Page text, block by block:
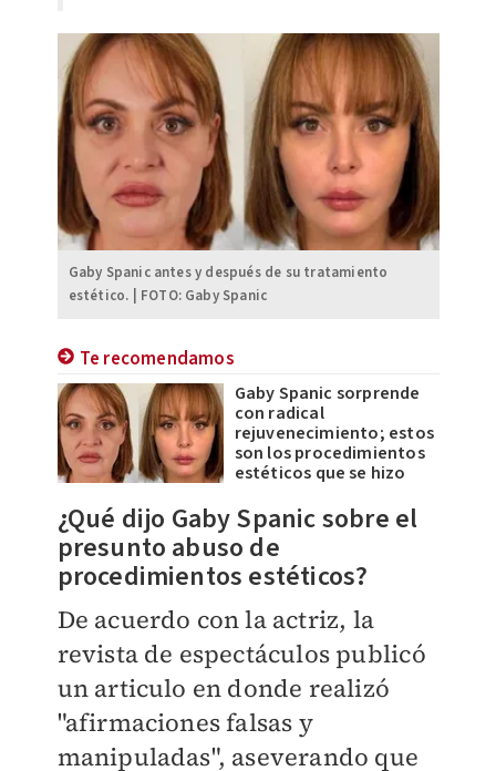
Gaby Spanic antes y después de su tratamiento
estético. | FOTO: Gaby Spanic
Te recomendamos
Gaby Spanic sorprende
con radical
rejuvenecimiento; estos
son los procedimientos
estéticos que se hizo
¿Qué dijo Gaby Spanic sobre el
presunto abuso de
procedimientos estéticos?
De acuerdo con la actriz, la
revista de espectáculos publicó
un articulo en donde realizó
"afirmaciones falsas y
manipuladas", aseverando que